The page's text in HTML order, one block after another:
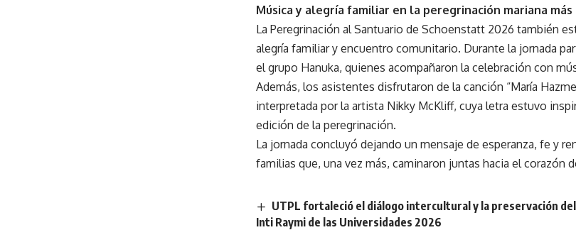
Música y alegría familiar en la peregrinación mariana
La Peregrinación al Santuario de Schoenstatt 2026 también
alegría familiar y encuentro comunitario. Durante la jornada
el grupo Hanuka, quienes acompañaron la celebración con
Además, los asistentes disfrutaron de la canción “María
interpretada por la artista Nikky McKliff, cuya letra estuvo
edición de la peregrinación.
La jornada concluyó dejando un mensaje de esperanza, fe y
familias que, una vez más, caminaron juntas hacia el corazón
UTPL fortaleció el diálogo intercultural y la preservación
Inti Raymi de las Universidades 2026